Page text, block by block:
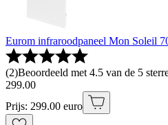
Eurom infraroodpaneel Mon Soleil
(2)Beoordeeld met 4.5 van de 5
299.00
Prijs: 299.00 euro